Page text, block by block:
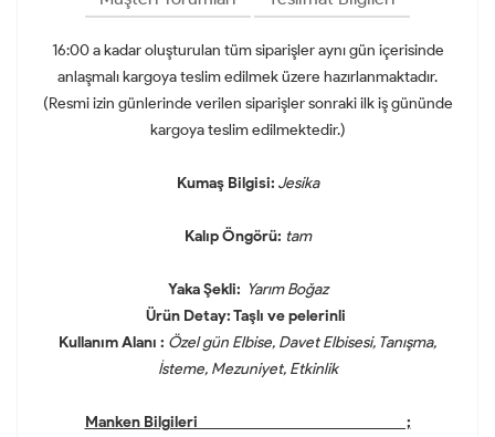
16:00 a kadar oluşturulan tüm siparişler aynı gün içerisinde
anlaşmalı kargoya teslim edilmek üzere hazırlanmaktadır.
(Resmi izin günlerinde verilen siparişler sonraki ilk iş gününde
kargoya teslim edilmektedir.)
Kumaş Bilgisi: Jesika
Kalıp Öngörü: tam
Yaka Şekli: Yarım Boğaz
Ürün Detay: Taşlı ve pelerinli
Kullanım Alanı : Özel gün Elbise, Davet Elbisesi, Tanışma,
İsteme, Mezuniyet, Etkinlik
Manken Bilgileri ;